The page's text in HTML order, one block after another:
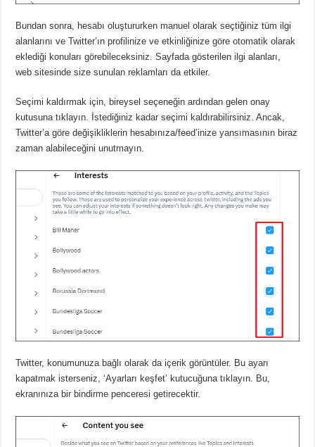
Bundan sonra, hesabı oluştururken manuel olarak seçtiğiniz tüm ilgi
alanlarını ve Twitter’ın profilinize ve etkinliğinize göre otomatik olarak
eklediği konuları görebileceksiniz.Sayfada gösterilen ilgi alanları,
web sitesinde size sunulan reklamları da etkiler.
Seçimi kaldırmak için, bireysel seçeneğin ardından gelen onay
kutusuna tıklayın. İstediğiniz kadar seçimi kaldırabilirsiniz.Ancak,
Twitter’a göre değişikliklerin hesabınıza/feed’inize yansımasının biraz
zaman alabileceğini unutmayın.
Twitter, konumunuza bağlı olarak da içerik görüntüler. Bu ayarı
kapatmak isterseniz, ‘Ayarları keşfet’ kutucuğuna tıklayın.
Bu,
ekranınıza bir bindirme penceresi getirecektir.